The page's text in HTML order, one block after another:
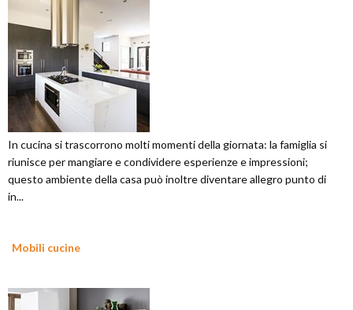
In cucina si trascorrono molti momenti della giornata: la famiglia si
riunisce per mangiare e condividere esperienze e impressioni;
questo ambiente della casa può inoltre diventare allegro punto di
in...
Mobili cucine